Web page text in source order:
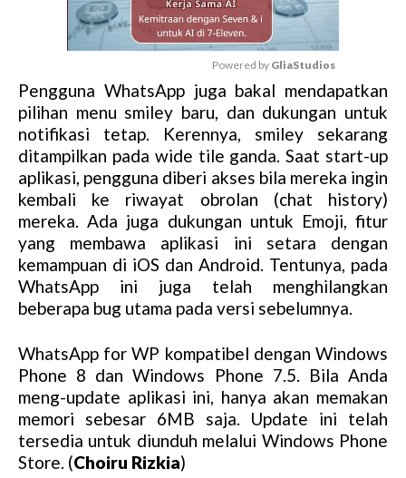
M
u
Powered by GliaStudios
Pengguna WhatsApp juga bakal mendapatkan
pilihan menu smiley baru, dan dukungan untuk
notifikasi tetap. Kerennya, smiley sekarang
ditampilkan pada wide tile ganda. Saat start-up
aplikasi, pengguna diberi akses bila mereka ingin
kembali ke riwayat obrolan (chat history)
mereka. Ada juga dukungan untuk Emoji, fitur
yang membawa aplikasi ini setara dengan
kemampuan di iOS dan Android. Tentunya, pada
WhatsApp ini juga telah menghilangkan
beberapa bug utama pada versi sebelumnya.
WhatsApp for WP kompatibel dengan Windows
Phone 8 dan Windows Phone 7.5. Bila Anda
meng-update aplikasi ini, hanya akan memakan
memori sebesar 6MB saja. Update ini telah
tersedia untuk diunduh melalui Windows Phone
Store. (Choiru Rizkia)